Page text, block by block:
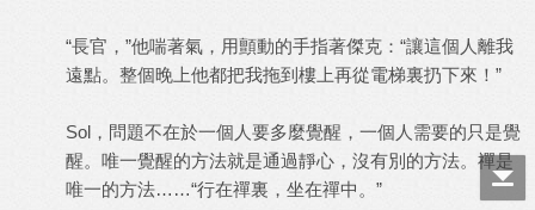
“長官，”他喘著氣，用顫動的手指著傑克：“讓這個人離我
遠點。整個晚上他都把我拖到樓上再從電梯裏扔下來！”
Sol，問題不在於一個人要多麼覺醒，一個人需要的只是覺
醒。唯一覺醒的方法就是通過靜心，沒有別的方法。禪是
唯一的方法……“行在禪裏，坐在禪中。”